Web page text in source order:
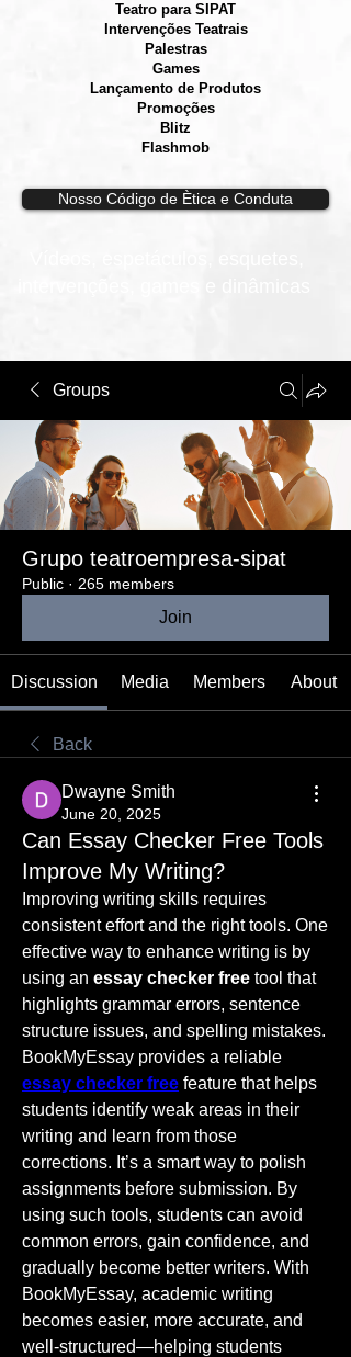
Teatro para SIPAT
Intervenções Teatrais
Palestras
Games
Lançamento de Produtos
Promoções
Blitz
Flashmob
Nosso Código de Ètica e Conduta
Groups
Grupo teatroempresa-sipat
Public · 265 members
Join
Discussion Media Members About
Back
Dwayne Smith
June 20, 2025
Can Essay Checker Free Tools
Improve My Writing?
Improving writing skills requires
consistent effort and the right tools. One
effective way to enhance writing is by
using an essay checker free tool that
highlights grammar errors, sentence
structure issues, and spelling mistakes.
essay checker free feature that helps
students identify weak areas in their
writing and learn from those
corrections. It’s a smart way to polish
assignments before submission. By
using such tools, students can avoid
common errors, gain confidence, and
gradually become better writers. With
BookMyEssay, academic writing
becomes easier, more accurate, and
well-structured—helping students